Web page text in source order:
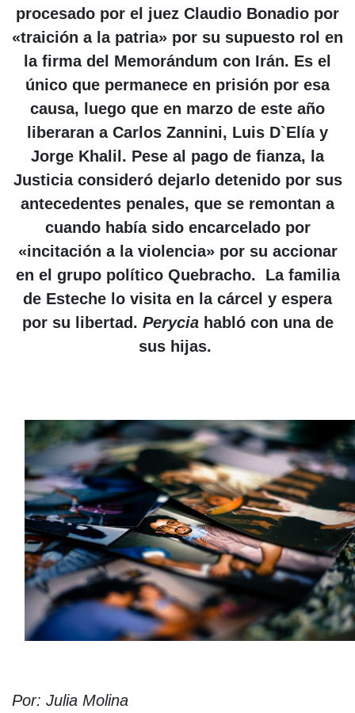
procesado por el juez Claudio Bonadio por
«traición a la patria» por su supuesto rol en
la firma del Memorándum con Irán. Es el
único que permanece en prisión por esa
causa, luego que en marzo de este año
liberaran a Carlos Zannini, Luis D`Elía y
Jorge Khalil. Pese al pago de fianza, la
Justicia consideró dejarlo detenido por sus
antecedentes penales, que se remontan a
cuando había sido encarcelado por
«incitación a la violencia» por su accionar
en el grupo político Quebracho. La familia
de Esteche lo visita en la cárcel y espera
por su libertad. Peryciahabló con una de
sus hijas.
Por: Julia Molina